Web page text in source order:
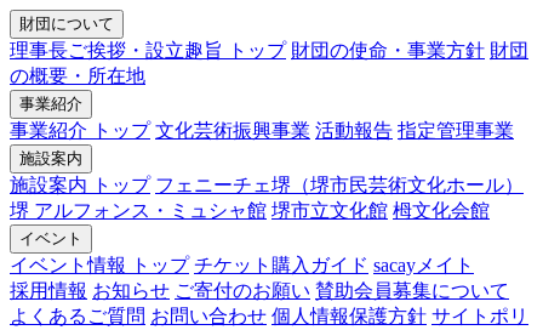
財団について
理事長ご挨拶・設立趣旨 トップ 財団の使命・事業方針 財団
の概要・所在地
事業紹介
事業紹介 トップ 文化芸術振興事業 活動報告 指定管理事業
施設案内
施設案内 トップ フェニーチェ堺（堺市民芸術文化ホール）
堺 アルフォンス・ミュシャ館 堺市立文化館 栂文化会館
イベント
イベント情報 トップ チケット購入ガイド sacayメイト
採用情報 お知らせ ご寄付のお願い 賛助会員募集について
よくあるご質問 お問い合わせ 個人情報保護方針 サイトポリ